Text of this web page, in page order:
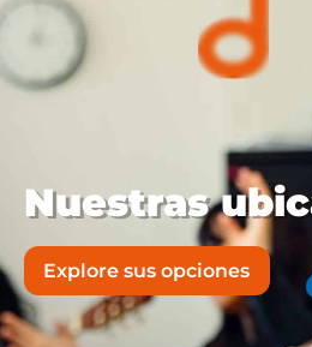
Nuestras
Explore sus opciones